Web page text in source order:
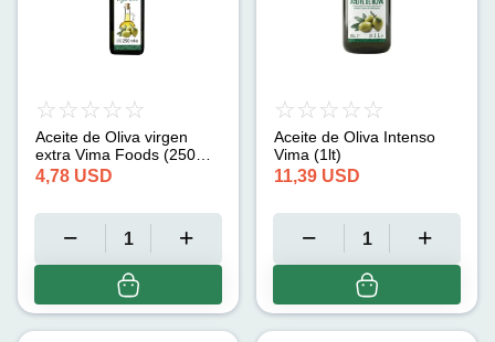
Aceite de Oliva virgen
extra Vima Foods (250
ml)
4,78 USD
Aceite de Oliva Intenso
Vima (1lt)
11,39 USD